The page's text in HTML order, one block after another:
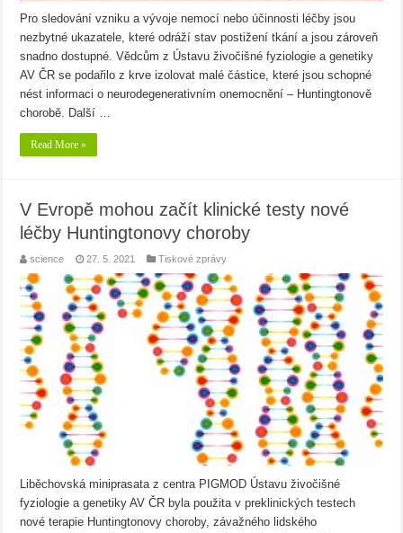
Pro sledování vzniku a vývoje nemocí nebo účinnosti léčby jsou
nezbytné ukazatele, které odráží stav postižení tkání a jsou zároveň
snadno dostupné. Vědcům z Ústavu živočišné fyziologie a genetiky
AV ČR se podařilo z krve izolovat malé částice, které jsou schopné
nést informaci o neurodegenerativním onemocnění – Huntingtonově
chorobě. Další …
Read More »
V Evropě mohou začít klinické testy nové
léčby Huntingtonovy choroby
science 27. 5. 2021 Tiskové zprávy
Liběchovská miniprasata z centra PIGMOD Ústavu živočišné
fyziologie a genetiky AV ČR byla použita v preklinických testech
nové terapie Huntingtonovy choroby, závažného lidského